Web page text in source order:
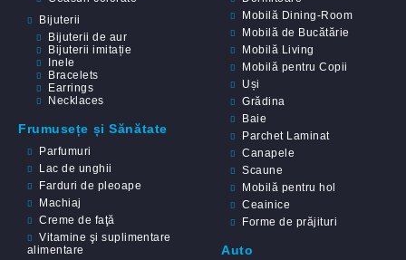
Bijuterii
Bijuterii de aur
Bijuterii imitație
Inele
Bracelets
Earrings
Necklaces
Frumusețe și Sănătate
Parfumuri
Lac de unghii
Farduri de pleoape
Machiaj
Creme de faţă
Vitamine şi suplimentare
alimentare
Mobilă Dining-Room
Mobilă de Bucătărie
Mobilă Living
Mobilă pentru Copii
Uși
Grădina
Baie
Parchet Laminat
Canapele
Scaune
Mobilă pentru hol
Ceainice
Forme de prăjituri
Auto